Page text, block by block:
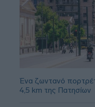
Ένα ζωντανό
4,5 km της Πατησίων